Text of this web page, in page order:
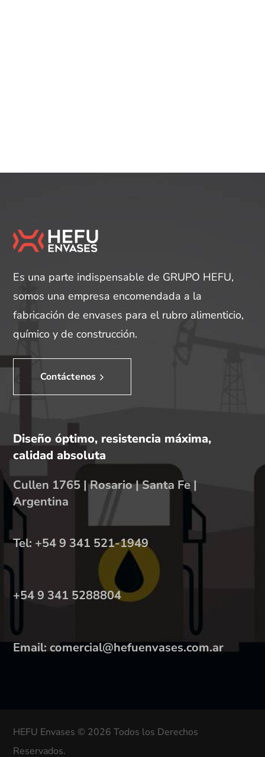
Es una parte indispensable de GRUPO HEFU,
somos una empresa encomendada a la
fabricación de envases para el rubro alimenticio,
químico y de construcción.
Contáctenos
Diseño óptimo, resistencia máxima,
calidad absoluta
Cullen 1765 | Rosario | Santa Fe |
Argentina
Tel: +54 9 341 521-1949
+54 9 341 5288804
Email: comercial@hefuenvases.com.ar
HEFU Envases © 2026 Todos los Derechos
Reservados.